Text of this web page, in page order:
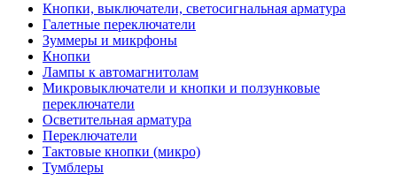
Кнопки, выключатели, светосигнальная арматура
Галетные переключатели
Зуммеры и микрфоны
Кнопки
Лампы к автомагнитолам
Микровыключатели и кнопки и ползунковые
переключатели
Осветительная арматура
Переключатели
Тактовые кнопки (микро)
Тумблеры